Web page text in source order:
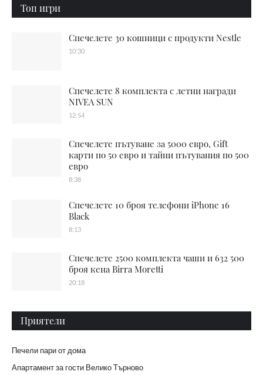
Топ игри
Спечелете 30 кошници с продукти Nestle
10:30
Спечелете 8 комплекта с летни награди
NIVEA SUN
12:54
Спечелете пътуване за 5000 евро, Gift
карти по 50 евро и тайни пътувания по 500
евро
8:38
Спечелете 10 броя телефони iPhone 16
Black
8:13
Спечелете 2500 комплекта чаши и 632 500
броя кена Birra Moretti
20:18
Приятели
Печели пари от дома
Апартамент за гости Велико Търново